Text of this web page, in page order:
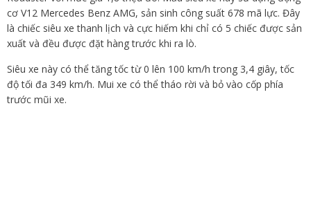
cơ V12 Mercedes Benz AMG, sản sinh công suất 678 mã lực. Đây
là chiếc siêu xe thanh lịch và cực hiếm khi chỉ có 5 chiếc được sản
xuất và đều được đặt hàng trước khi ra lò.
Siêu xe này có thể tăng tốc từ 0 lên 100 km/h trong 3,4 giây, tốc
độ tối đa 349 km/h. Mui xe có thể tháo rời và bỏ vào cốp phía
trước mũi xe.